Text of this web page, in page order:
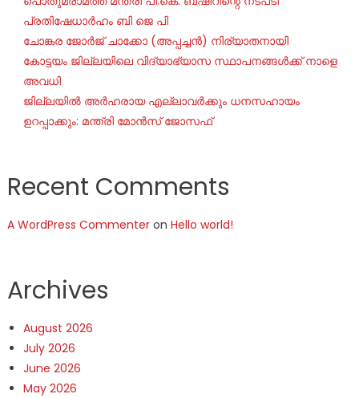
പ്രതിഷേധാർഹം ബി ജെ പി
ചോങ്കര ജോര്‍ജ് ചാക്കോ (അപ്പച്ചന്‍) നിര്യാതനായി
കോട്ടയം ജില്ലയിലെ വിദ്യാഭ്യാസ സ്ഥാപനങ്ങൾക്ക് നാളെ
അവധി
ജില്ലയില്‍ അര്‍ഹരായ എല്ലാവര്‍ക്കും ധനസഹായം
ഉറപ്പാക്കും: മന്ത്രി മോന്‍സ് ജോസഫ്
Recent Comments
A WordPress Commenteron Hello world!
Archives
August 2026
July 2026
June 2026
May 2026